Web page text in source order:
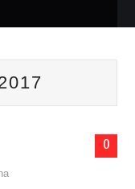
0